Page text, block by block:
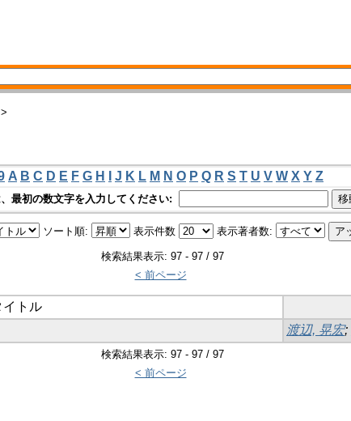
>
A B C D E F G H J K L M N O P Q R S T U V W X Y Z
最初の数文字を入力してください:
ソート順: 表示件数 表示著者数:
検索結果表示: 97 - 97 / 97
< 前ページ
イトル
渡辺, 晃宏;
検索結果表示: 97 - 97 / 97
< 前ページ